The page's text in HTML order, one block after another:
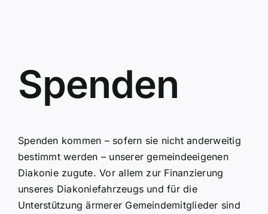
Spenden
Spenden kommen – sofern sie nicht anderweitig
bestimmt werden – unserer gemeindeeigenen
Diakonie zugute. Vor allem zur Finanzierung
unseres Diakoniefahrzeugs und für die
Unterstützung ärmerer Gemeindemitglieder sind